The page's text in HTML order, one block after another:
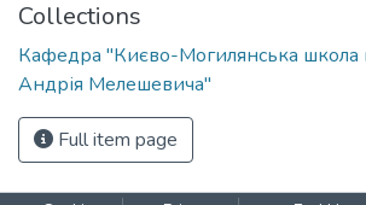
Collections
Кафедра "Києво-Могилянська школа
Андрія Мелешевича"
Full item page